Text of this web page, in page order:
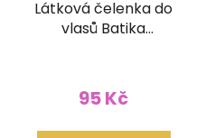
Látková čelenka do
vlasů Batika
95 Kč